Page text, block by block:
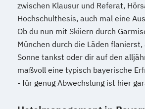
zwischen Klausur und Referat,
Hochschulthesis, auch mal eine
Ob du nun mit Skiiern durch
München durch die Läden flanierst,
Sonne tankst oder dir auf den
maßvoll eine typisch bayerische
- für genug Abwechslung ist hier